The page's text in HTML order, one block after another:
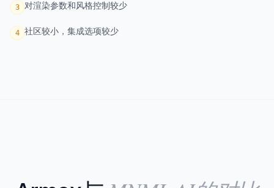
3 对渲染参数和风格控制较少
4 社区较小，集成选项较少